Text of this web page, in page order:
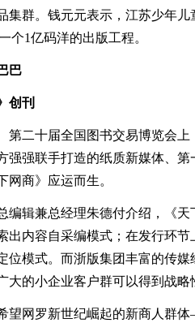
集群。钱元元表示，江苏少年
个1亿码洋的出版工程。
巴
创刊
第二十届全国图书交易博览会上
强强联手打造的纸质新媒体、
网商》应运而生。
编辑兼总经理朱德付介绍，《
出内容自采编模式；在发行环
位模式。而浙版集团丰富的传
大的小企业客户群可以得到战略
望网罗新世纪崛起的新商人群